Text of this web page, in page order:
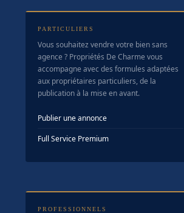
PARTICULIERS
Vous souhaitez vendre votre bien sans
agence ? Propriétés De Charme vous
accompagne avec des formules adaptées
aux propriétaires particuliers, de la
publication à la mise en avant.
Publier une annonce
Full Service Premium
PROFESSIONNELS